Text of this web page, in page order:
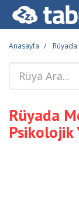
Anasayfa
Rüyada
Psikolojik